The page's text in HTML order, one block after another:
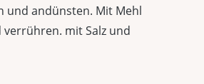
und andünsten. Mit Mehl
mit Salz und